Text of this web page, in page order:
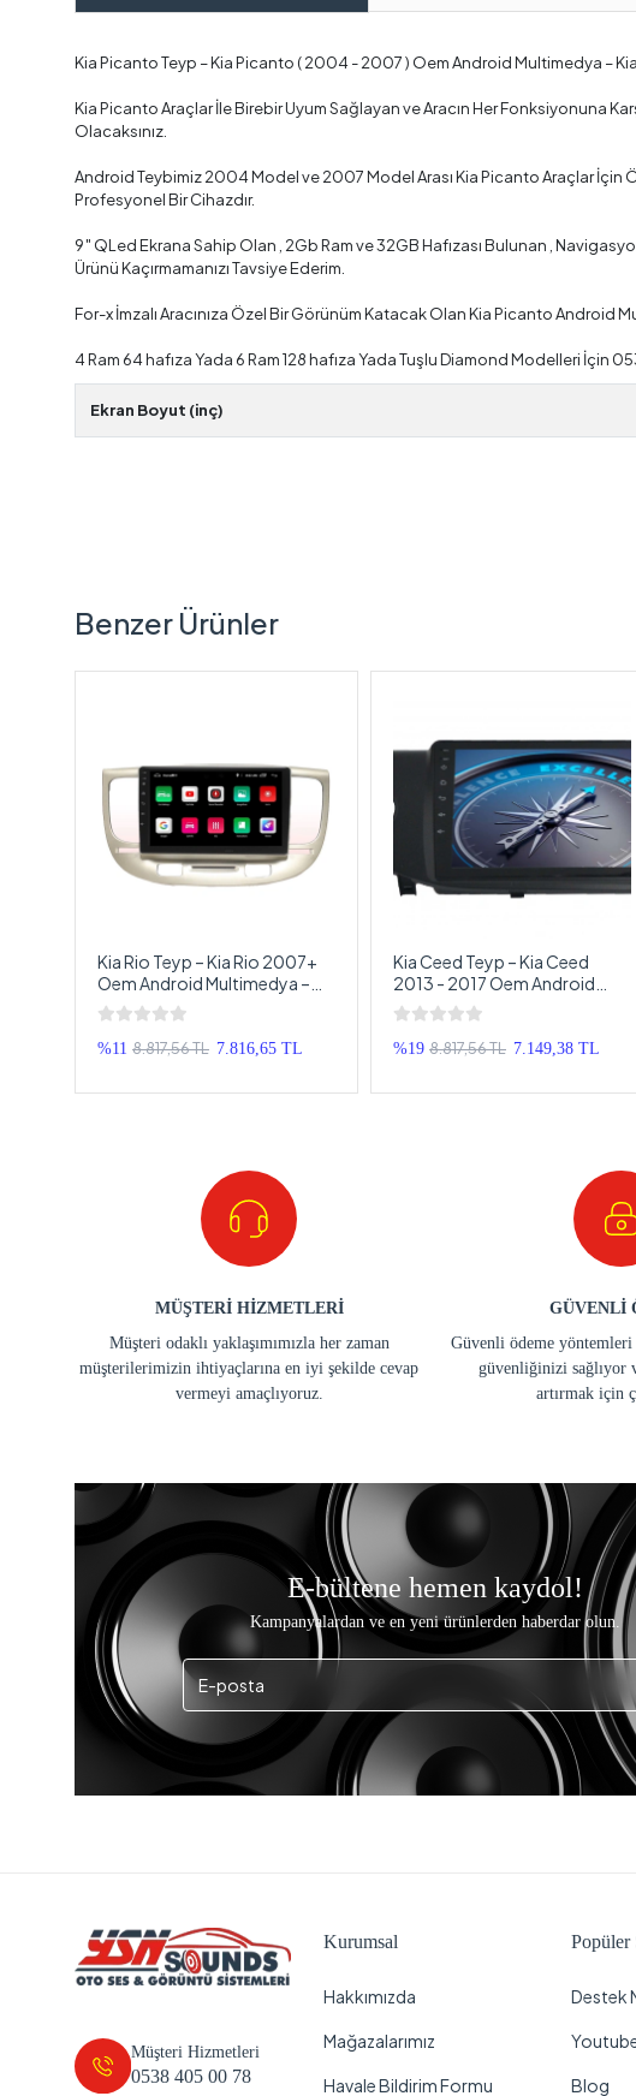
Kia Picanto Teyp – Kia Picanto ( 2004 - 2007 ) Oem Android Multimedya –
Kia Picanto Araçlar İle Birebir Uyum Sağlayan ve Aracın Her Fonksiyonuna
Olacaksınız.
Android Teybimiz 2004 Model ve 2007 Model Arası Kia Picanto Araçlar İçin
Profesyonel Bir Cihazdır.
9″ QLed Ekrana Sahip Olan , 2Gb Ram ve 32GB Hafızası Bulunan ,
Ürünü Kaçırmamanızı Tavsiye Ederim.
For-x İmzalı Aracınıza Özel Bir Görünüm Katacak Olan Kia Picanto Android
4 Ram 64 hafıza Yada 6 Ram 128 hafıza Yada Tuşlu Diamond Modelleri
Ekran Boyut (inç)
Benzer Ürünler
Kia Rio Teyp – Kia Rio 2007+
Oem Android Multimedya –
Kia Rio Android Double Teyp
%11 8.817,56 TL 7.816,65 TL
Kia Ceed Teyp – Kia Ceed
2013 - 2017 Oem Android
Multimedya – Kia Ceed
Android Double Teyp
%19 8.817,56 TL 7.149,38 TL
MÜŞTERİ HİZMETLERİ
Müşteri odaklı yaklaşımımızla her zaman
müşterilerimizin ihtiyaçlarına en iyi şekilde cevap
vermeyi amaçlıyoruz.
GÜVENLİ
Güvenli ödeme
güvenliğinizi sağlıyor
artırmak için
E-bültene hemen kaydol!
Kampanyalardan ve en yeni ürünlerden haberdar olun.
Müşteri Hizmetleri
0538 405 00 78
Kurumsal
Hakkımızda
Mağazalarımız
Havale Bildirim Formu
Popüler
Destek
Blog